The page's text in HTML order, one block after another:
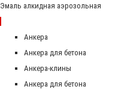
Эмаль алкидная аэрозольная
Анкера
Анкера для бетона
Анкера-клины
Анкера для бетона